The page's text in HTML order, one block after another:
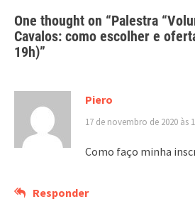
One thought on “Palestra
Cavalos: como escolher e
19h)”
Piero
17 de novembro de 2020 às
Como faço minha
Responder